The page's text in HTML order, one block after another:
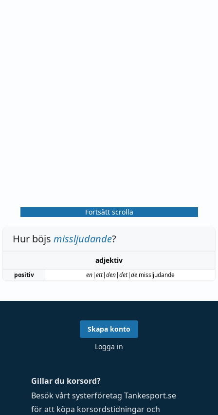
Fortsätt scrolla
Hur böjs missljudande?
adjektiv
positiv en|ett|den|det|demissljudande
Gillar du korsord?
Besök vårt systerföretag Tankesport.se
för att köpa korsordstidningar och
Skapa konto
Logga in